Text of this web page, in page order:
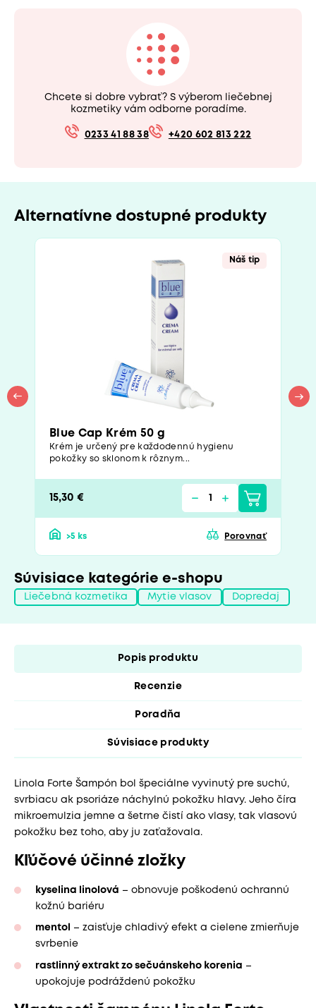
Chcete si dobre vybrať? S výberom liečebnej
kozmetiky vám odborne poradíme.
0233 41 88 38 +420 602 813 222
Alternatívne dostupné produkty
Náš tip
Blue Cap Krém 50 g
Krém je určený pre každodennú hygienu
pokožky so sklonom k rôznym...
15,30 €
>5 ks Porovnať
Súvisiace kategórie e-shopu
Liečebná kozmetika Mytie vlasov Dopredaj
Popis produktu
Recenzie
Poradňa
Súvisiace produkty
Linola Forte Šampón bol špeciálne vyvinutý pre suchú,
svrbiacu ak psoriáze náchylnú pokožku hlavy. Jeho číra
mikroemulzia jemne a šetrne čistí ako vlasy, tak vlasovú
pokožku bez toho, aby ju zaťažovala.
Kľúčové účinné zložky
kyselina linolová – obnovuje poškodenú ochrannú
kožnú bariéru
mentol
– zaisťuje chladivý efekt a cielene zmierňuje
svrbenie
rastlinný extrakt zo sečuánskeho korenia –
upokojuje podráždenú pokožku